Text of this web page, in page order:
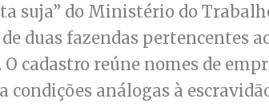
suja” do Ministério do
duas fazendas pertencentes
cadastro reúne nomes de
análogas à